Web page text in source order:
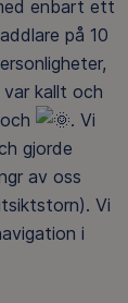
enbart ett
på 10
kallt och
. Vi
gjorde
av oss
Vi
i